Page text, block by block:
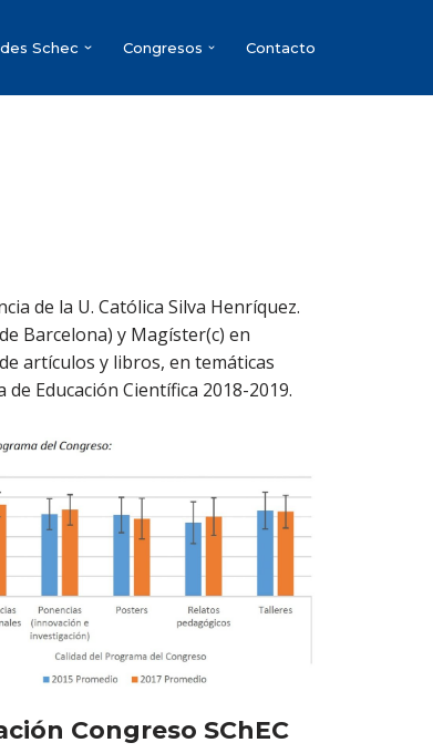
Schec Congresos Contacto
de la U. Católica Silva Henríquez.
Barcelona) y Magíster(c) en
artículos y libros, en temáticas
Educación Científica 2018-2019.
Congreso SChEC